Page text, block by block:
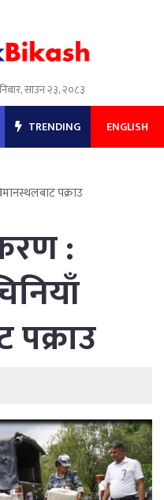
साउन २३, २०८३
TRENDING ENGLISH
पक्राउ
:
पक्राउ